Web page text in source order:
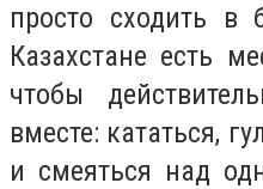
просто сходить
Казахстане есть
чтобы
вместе: кататься,
и смеяться над